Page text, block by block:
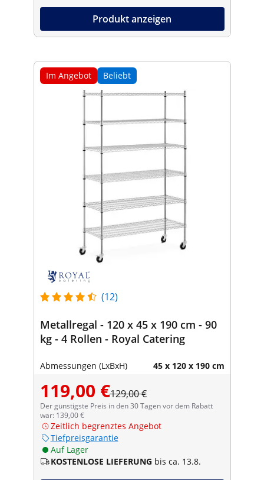
Produkt anzeigen
Im Angebot Beliebt
(12)
Metallregal - 120 x 45 x 190 cm - 90
kg - 4 Rollen - Royal Catering
Abmessungen (LxBxH) 45 x 120 x 190 cm
119,00 €129,00 €
Der günstigste Preis in den 30 Tagen vor dem Rabatt
war: 139,00 €
Zeitlich begrenztes Angebot
Tiefpreisgarantie
Auf Lager
KOSTENLOSE LIEFERUNG bis ca. 13.8.